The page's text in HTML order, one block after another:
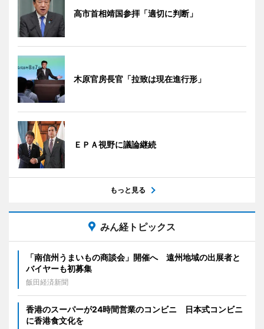
高市首相靖国参拝「適切に判断」
木原官房長官「拉致は現在進行形」
ＥＰＡ視野に議論継続
もっと見る
みん経トピックス
「南信州うまいもの商談会」開催へ 遠州地域の出展者と
バイヤーも初募集
飯田経済新聞
香港のスーパーが24時間営業のコンビニ 日本式コンビニ
に香港食文化を